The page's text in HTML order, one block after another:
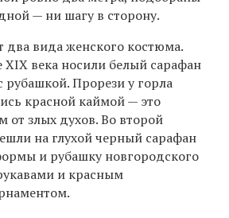
— ни шагу в сторону.
два вида женского костюма.
века носили белый сарафан
рубашкой. Прорези у горла
красной каймой — это
от злых духов. Во второй
на глухой черный сарафан
и рубашку новгородского
и красным